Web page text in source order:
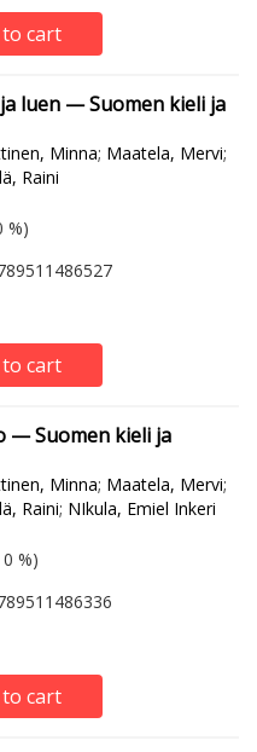
cart
luen — Suomen kieli ja
Minna; Maatela, Mervi;
Raini
%)
cart
— Suomen kieli ja
Minna; Maatela, Mervi;
Raini; NIkula, Emiel Inkeri
%)
cart